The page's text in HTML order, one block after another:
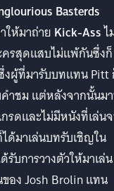
Basterds
ให้มาถ่าย Kick-Assไ
ครสุดแสบไม่แพ้กันซึ่งก็
งผู้ที่มารับบทแทน Pitt
คำชม แต่หลังจากนั้นม
รดและไม่มีหนังที่เล่น
ด้มาเล่นบทรับเชิญใน
บการวางตัวให้มาเล่น
ของ Josh Brolin แทน